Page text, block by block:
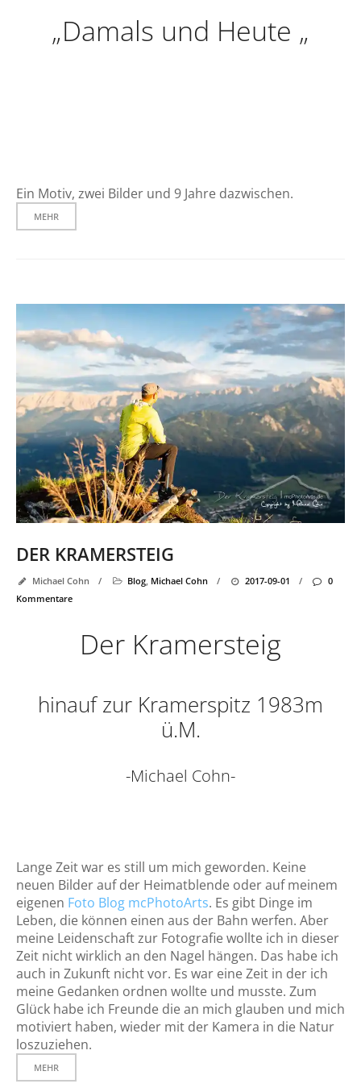
„Damals und Heute „
Ein Motiv, zwei Bilder und 9 Jahre dazwischen.
MEHR
DER KRAMERSTEIG
Michael Cohn / Blog, Michael Cohn / 2017-09-01 /
0
Kommentare
Der Kramersteig
hinauf zur Kramerspitz 1983m
ü.M.
-Michael Cohn-
Lange Zeit war es still um mich geworden. Keine
neuen Bilder auf der Heimatblende oder auf meinem
eigenen Foto Blog mcPhotoArts. Es gibt Dinge im
Leben, die können einen aus der Bahn werfen. Aber
meine Leidenschaft zur Fotografie wollte ich in dieser
Zeit nicht wirklich an den Nagel hängen. Das habe ich
auch in Zukunft nicht vor. Es war eine Zeit in der ich
meine Gedanken ordnen wollte und musste. Zum
Glück habe ich Freunde die an mich glauben und mich
motiviert haben, wieder mit der Kamera in die Natur
loszuziehen.
MEHR